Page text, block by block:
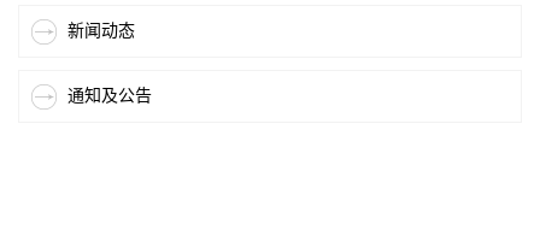
新闻动态
通知及公告